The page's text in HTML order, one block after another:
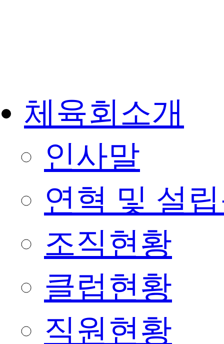
체육회소개
인사말
연혁 및 설
조직현황
클럽현황
직원현황